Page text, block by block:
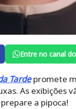
Entre no canal
Tardepromete
As exibições
a pipoca!